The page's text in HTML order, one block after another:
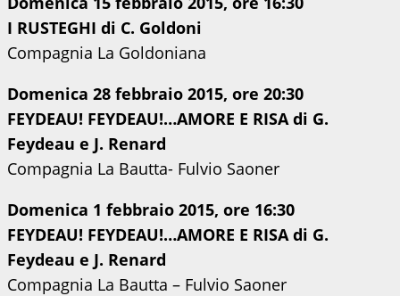
I RUSTEGHI di C. Goldoni
Compagnia La Goldoniana
Domenica 28 febbraio 2015, ore 20:30
FEYDEAU! FEYDEAU!…AMORE E RISA di G.
Feydeau e J. Renard
Compagnia La Bautta- Fulvio Saoner
Domenica 1 febbraio 2015, ore 16:30
FEYDEAU! FEYDEAU!…AMORE E RISA di G.
Feydeau e J. Renard
Compagnia La Bautta – Fulvio Saoner